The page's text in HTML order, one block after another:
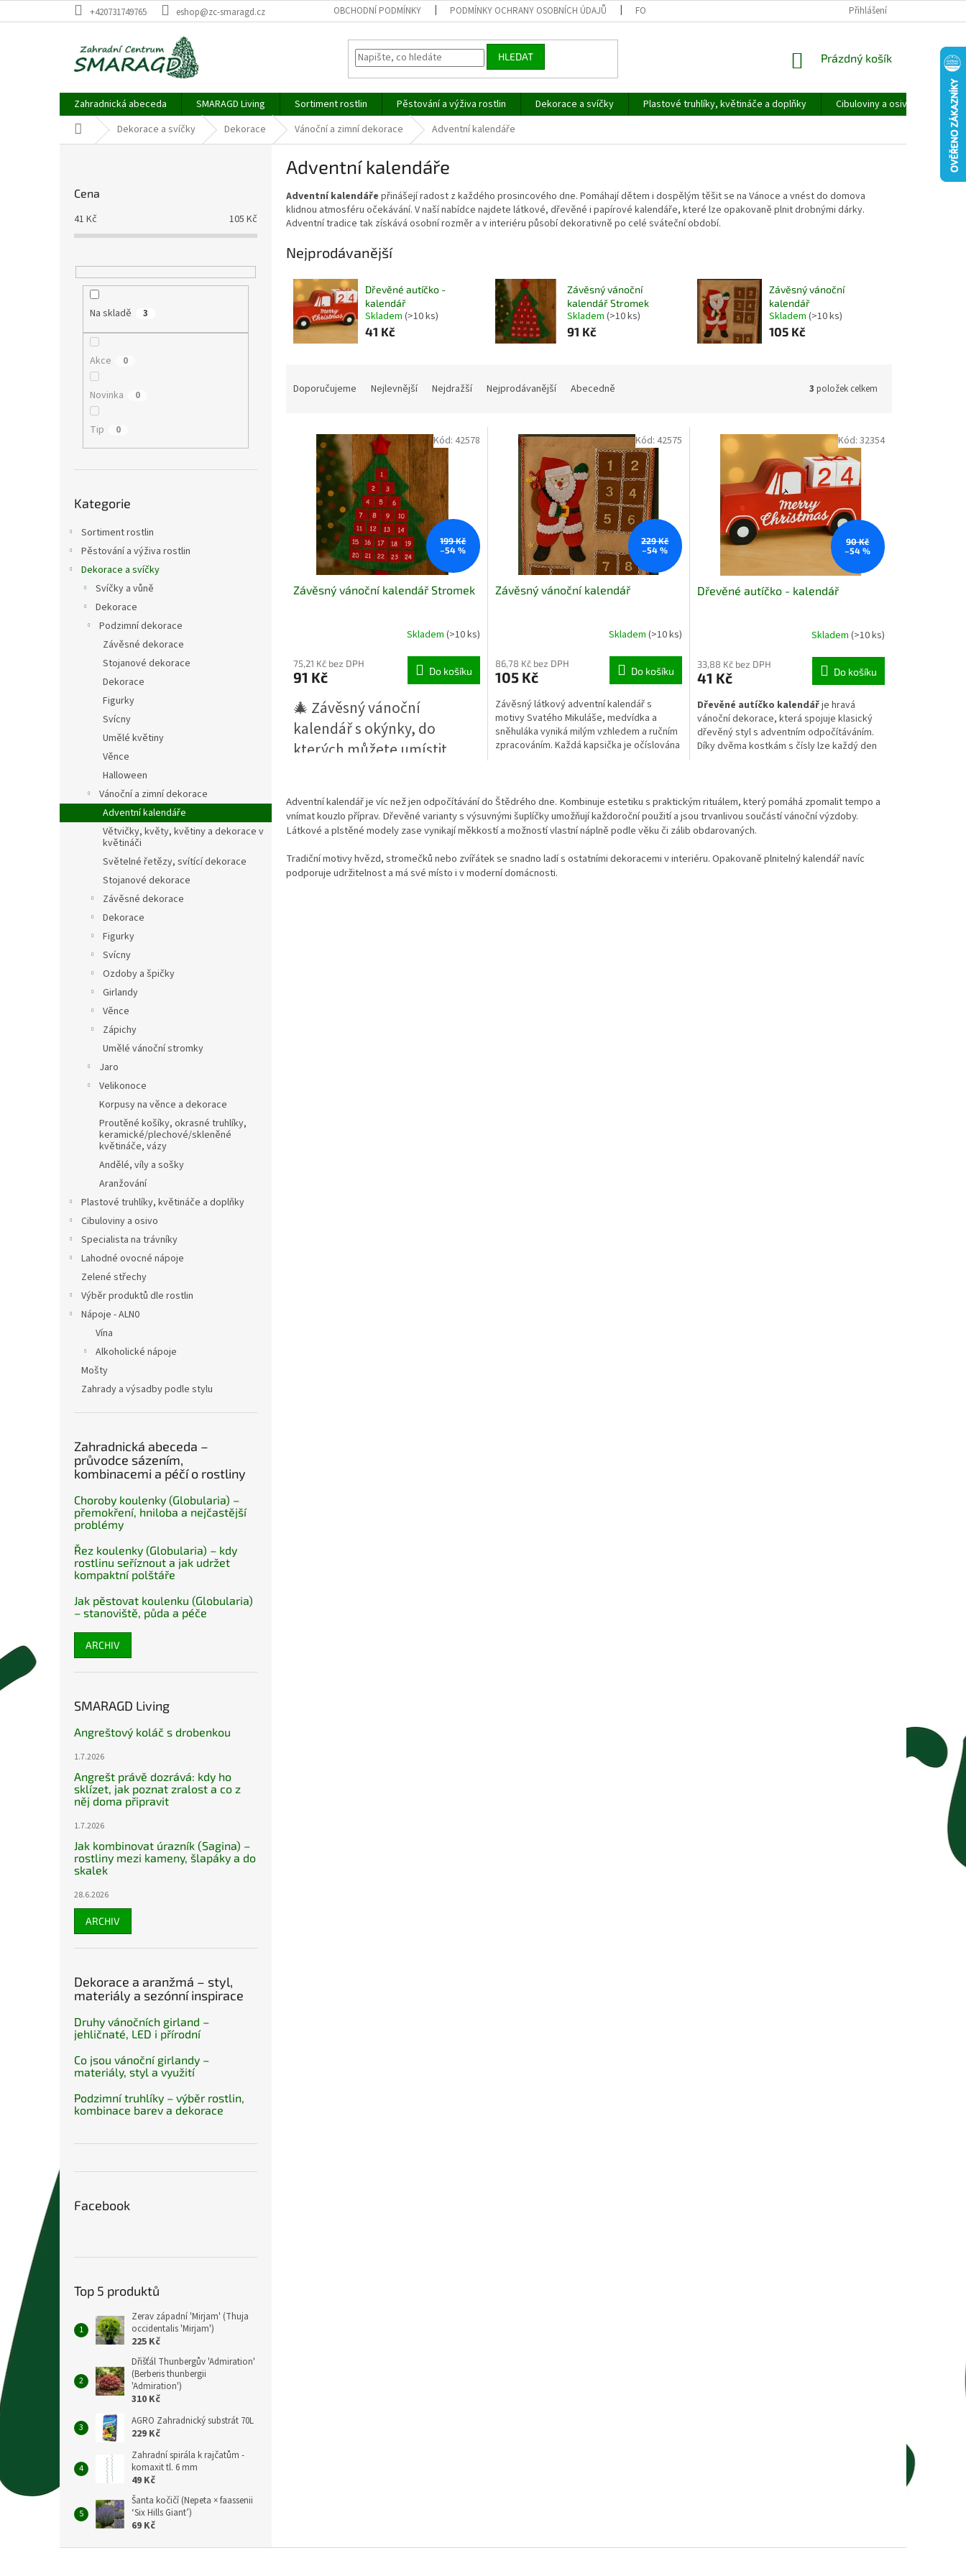
na
+420731749765 eshop@zc-smaragd.cz OBCHODNÍ PODMÍNKY PODMÍNKY OCHRANY OSOBNÍCH ÚDAJŮ FORMULÁŘ PRO UPLATNĚNÍ REKLAMACE REKLAMAČNÍ ŘÁD
Přihlášení
HLEDAT
NÁKUPNÍ
Prázdný košík
Zahradnická abeceda SMARAGD Living Sortiment rostlin Pěstování a výživa rostlin Dekorace a svíčky Plastové truhlíky, květináče a doplňky Cibuloviny a osivo
Domů Dekorace a svíčky Dekorace Vánoční a zimní dekorace Adventní kalendáře
Cena
41 Kč 105 Kč
Na skladě 3
Akce 0
Novinka 0
Tip 0
kategorie
Kategorie
Sortiment rostlin
Pěstování a výživa rostlin
Dekorace a svíčky
Svíčky a vůně
Dekorace
Podzimní dekorace
Závěsné dekorace
Stojanové dekorace
Dekorace
Figurky
Svícny
Umělé květiny
Věnce
Halloween
Vánoční a zimní dekorace
Adventní kalendáře
Větvičky, květy, květiny a dekorace v
květináči
Světelné řetězy, svítící dekorace
Stojanové dekorace
Závěsné dekorace
Dekorace
Figurky
Svícny
Ozdoby a špičky
Girlandy
Věnce
Zápichy
Umělé vánoční stromky
Jaro
Velikonoce
Korpusy na věnce a dekorace
Proutěné košíky, okrasné truhlíky,
keramické/plechové/skleněné
květináče, vázy
Andělé, víly a sošky
Aranžování
Plastové truhlíky, květináče a doplňky
Cibuloviny a osivo
Specialista na trávníky
Lahodné ovocné nápoje
Zelené střechy
Výběr produktů dle rostlin
Nápoje - ALN0
Vína
Alkoholické nápoje
Mošty
Zahrady a výsadby podle stylu
Zahradnická abeceda –
průvodce sázením,
kombinacemi a péčí o rostliny
Choroby koulenky (Globularia) –
přemokření, hniloba a nejčastější
problémy
Řez koulenky (Globularia) – kdy
rostlinu seříznout a jak udržet
kompaktní polštáře
Jak pěstovat koulenku (Globularia)
– stanoviště, půda a péče
ARCHIV
SMARAGD Living
Angreštový koláč s drobenkou
1.7.2026
Angrešt právě dozrává: kdy ho
sklízet, jak poznat zralost a co z
něj doma připravit
1.7.2026
Jak kombinovat úrazník (Sagina) –
rostliny mezi kameny, šlapáky a do
skalek
28.6.2026
ARCHIV
Dekorace a aranžmá – styl,
materiály a sezónní inspirace
Druhy vánočních girland –
jehličnaté, LED i přírodní
Co jsou vánoční girlandy –
materiály, styl a využití
Podzimní truhlíky – výběr rostlin,
kombinace barev a dekorace
Facebook
Top 5 produktů
Zerav západní 'Mirjam' (Thuja
occidentalis 'Mirjam')
225 Kč
Dřišťál Thunbergův 'Admiration'
(Berberis thunbergii
'Admiration')
310 Kč
AGRO Zahradnický substrát 70L
229 Kč
Zahradní spirála k rajčatům -
komaxit tl. 6 mm
49 Kč
Šanta kočičí (Nepeta × faassenii
‘Six Hills Giant’)
69 Kč
Adventní kalendáře
Adventní kalendáře přinášejí radost z každého prosincového dne. Pomáhají dětem i dospělým těšit se na Vánoce a vnést do domova
klidnou atmosféru očekávání. V naší nabídce najdete látkové, dřevěné i papírové kalendáře, které lze opakovaně plnit drobnými dárky.
Adventní tradice tak získává osobní rozměr a v interiéru působí dekorativně po celé sváteční období.
Nejprodávanější
Dřevěné autíčko -
kalendář
Skladem (>10 ks)
41 Kč
Závěsný vánoční
kalendář Stromek
Skladem (>10 ks)
91 Kč
Závěsný vánoční
kalendář
Skladem (>10 ks)
105 Kč
Doporučujeme Nejlevnější Nejdražší Nejprodávanější Abecedně 3 položek celkem
199 Kč
–54 %
Závěsný vánoční kalendář Stromek
Skladem (>10 ks)
75,21 Kč bez DPH
91 Kč Do košíku
🎄 Závěsný vánoční
kalendář s okýnky, do
kterých můžete umístit
🗓️ Přidejte do svého
adventního období kouzlo a
radost s každým otevřeným
okýnkem. Ideální pro malé
dárky, sladkosti nebo
Kód: 42578
229 Kč
–54 %
Závěsný vánoční kalendář
Skladem (>10 ks)
86,78 Kč bez DPH
105 Kč Do košíku
Závěsný látkový adventní kalendář s
motivy Svatého Mikuláše, medvídka a
sněhuláka vyniká milým vzhledem a ručním
zpracováním. Každá kapsička je očíslována
a 24 na pytlíčku u sněhuláka. Zavěšený na
červené šňůrce s korálky působí útulně a
přirozeně. Krásná a funkční dekorace pro
Kód: 42575
90 Kč
–54 %
Dřevěné autíčko - kalendář
Skladem (>10 ks)
33,88 Kč bez DPH
41 Kč Do košíku
Dřevěné autíčko kalendářje hravá
vánoční dekorace, která spojuje klasický
dřevěný styl s adventním odpočítáváním.
Díky dvěma kostkám s čísly lze každý den
nostalgicky. Skvěle doplní zimní aranžmá,
dětský pokoj nebo sváteční výzdobu na
policích či komodě.
Kód: 32354
l
á
d
c
Adventní kalendář je víc než jen odpočítávání do Štědrého dne. Kombinuje estetiku s praktickým rituálem, který pomáhá zpomalit tempo a
vnímat kouzlo příprav. Dřevěné varianty s výsuvnými šuplíčky umožňují každoroční použití a jsou trvanlivou součástí vánoční výzdoby.
Látkové a plstěné modely zase vynikají měkkostí a možností vlastní náplně podle věku či zálib obdarovaných.
Tradiční motivy hvězd, stromečků nebo zvířátek se snadno ladí s ostatními dekoracemi v interiéru. Opakovaně plnitelný kalendář navíc
podporuje udržitelnost a má své místo i v moderní domácnosti.